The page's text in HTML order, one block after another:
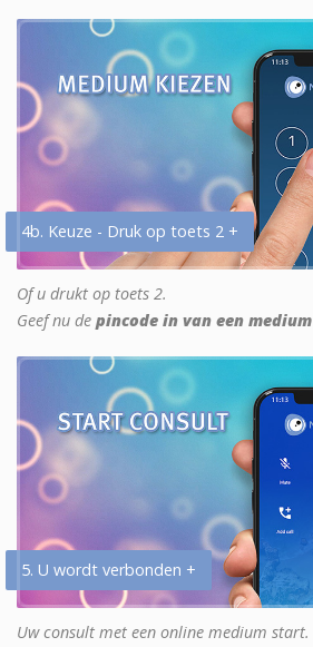
4b. Keuze - Druk op toets 2 +
Of u drukt op toets 2.
Geef nu de pincode in van een medium
5. U wordt verbonden +
Uw consult met een online medium start.